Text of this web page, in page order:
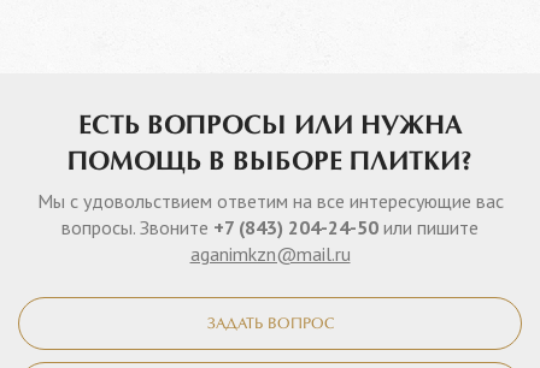
ЕСТЬ ВОПРОСЫ ИЛИ НУЖНА
ПОМОЩЬ В ВЫБОРЕ ПЛИТКИ?
Мы с удовольствием ответим на все интересующие вас
вопросы. Звоните +7 (843) 204-24-50 или пишите
aganimkzn@mail.ru
ЗАДАТЬ ВОПРОС